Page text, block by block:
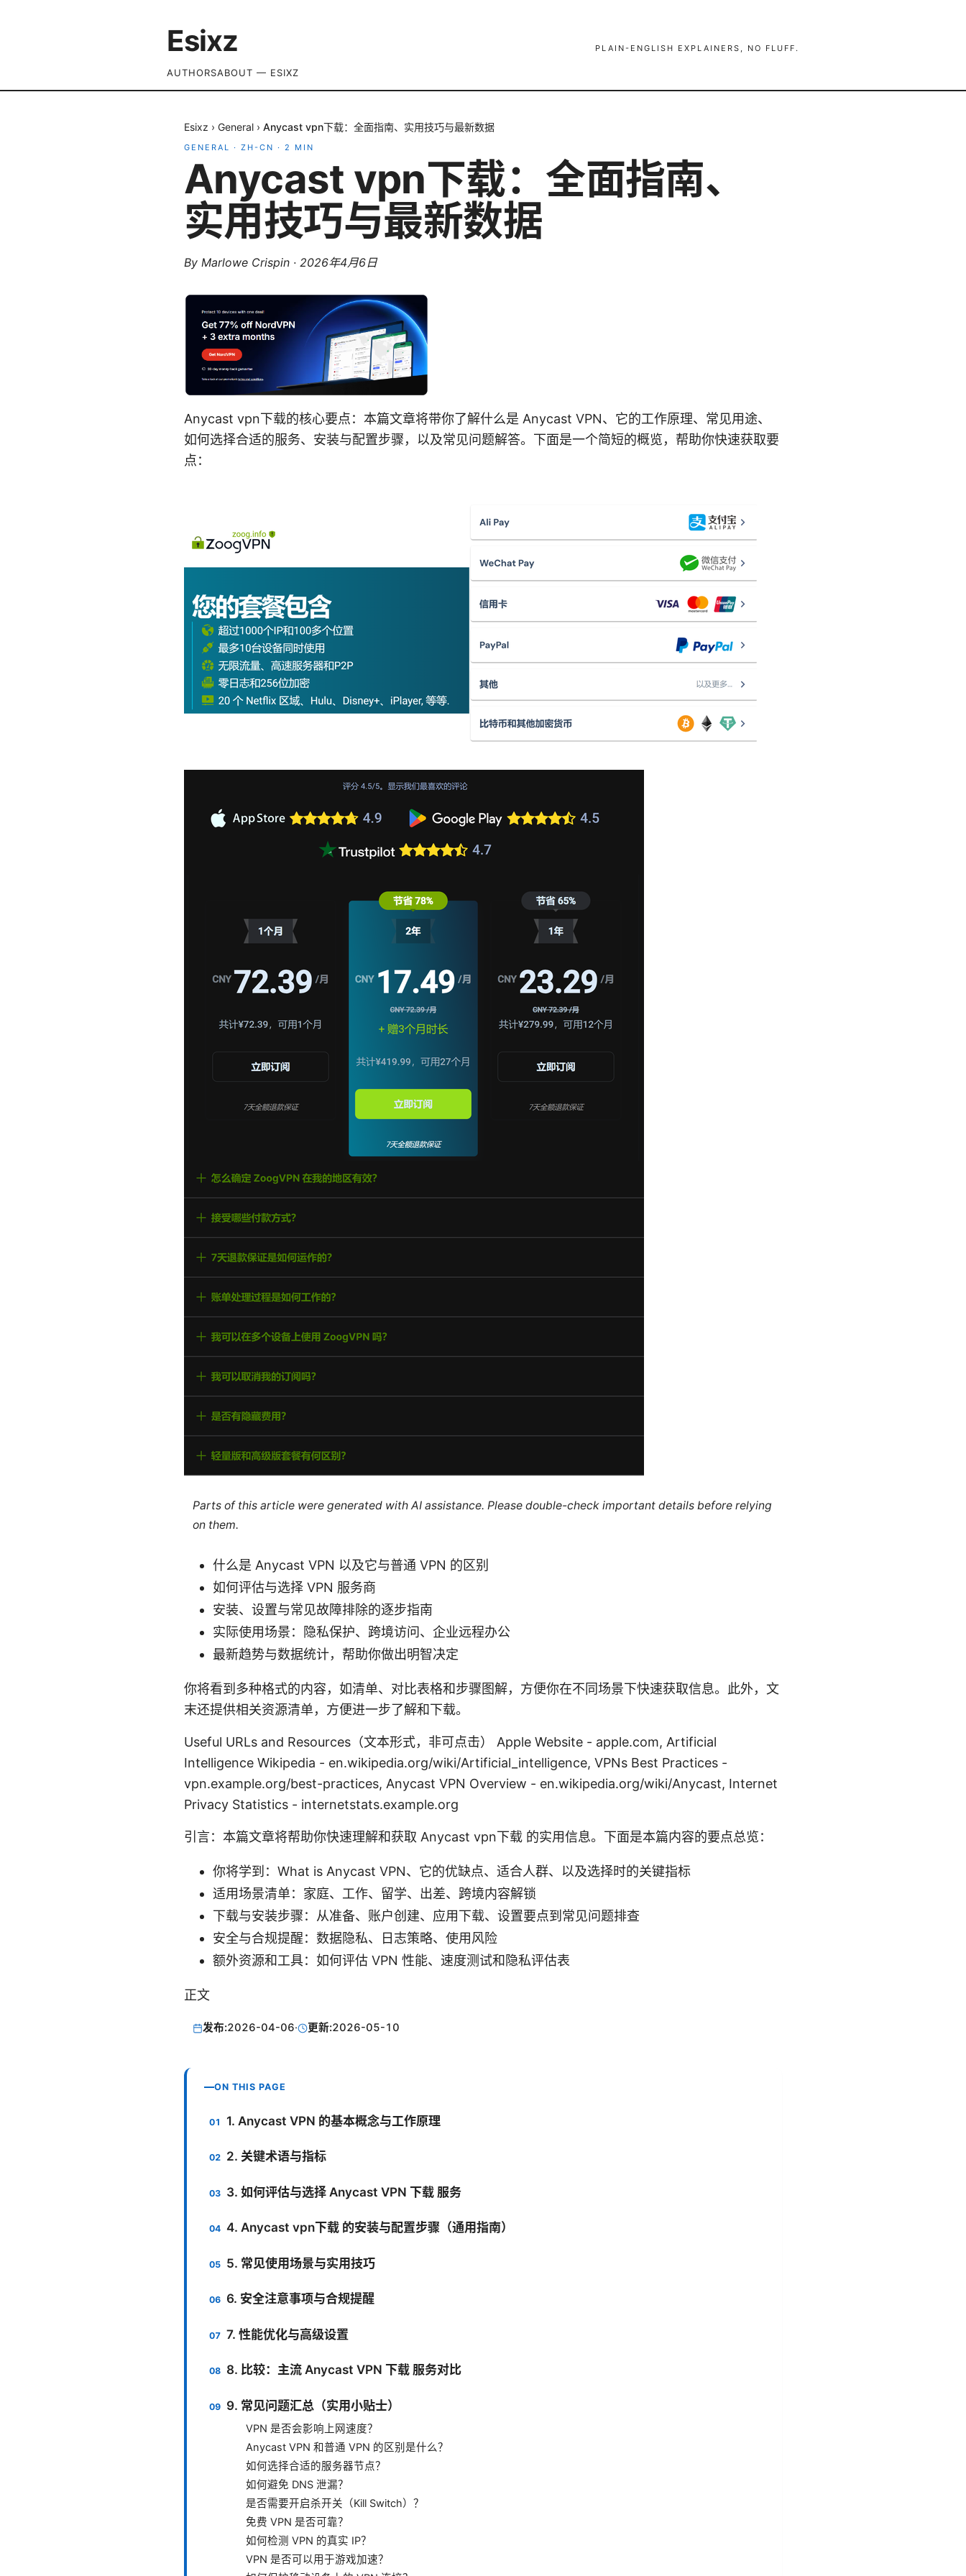
Esixz PLAIN-ENGLISH EXPLAINERS, NO FLUFF.
AUTHORSABOUT — ESIXZ
Esixz › General › Anycast vpn下载：全面指南、实用技巧与最新数据
GENERAL · ZH-CN · 2 MIN
Anycast vpn下载：全面指南、
实用技巧与最新数据
By Marlowe Crispin · 2026年4月6日
Anycast vpn下载的核心要点：本篇文章将带你了解什么是 Anycast VPN、它的工作原理、常见用途、
如何选择合适的服务、安装与配置步骤，以及常见问题解答。下面是一个简短的概览，帮助你快速获取要
点：
Parts of this article were generated with AI assistance. Please double-check important details before relying
on them.
什么是 Anycast VPN 以及它与普通 VPN 的区别
如何评估与选择 VPN 服务商
安装、设置与常见故障排除的逐步指南
实际使用场景：隐私保护、跨境访问、企业远程办公
最新趋势与数据统计，帮助你做出明智决定
你将看到多种格式的内容，如清单、对比表格和步骤图解，方便你在不同场景下快速获取信息。此外，文
末还提供相关资源清单，方便进一步了解和下载。
Useful URLs and Resources（文本形式，非可点击） Apple Website - apple.com, Artificial
Intelligence Wikipedia - en.wikipedia.org/wiki/Artificial_intelligence, VPNs Best Practices -
vpn.example.org/best-practices, Anycast VPN Overview - en.wikipedia.org/wiki/Anycast, Internet
Privacy Statistics - internetstats.example.org
引言：本篇文章将帮助你快速理解和获取 Anycast vpn下载 的实用信息。下面是本篇内容的要点总览：
你将学到：What is Anycast VPN、它的优缺点、适合人群、以及选择时的关键指标
适用场景清单：家庭、工作、留学、出差、跨境内容解锁
下载与安装步骤：从准备、账户创建、应用下载、设置要点到常见问题排查
安全与合规提醒：数据隐私、日志策略、使用风险
额外资源和工具：如何评估 VPN 性能、速度测试和隐私评估表
正文
发布:2026-04-06· 更新:2026-05-10
ON THIS PAGE
1. Anycast VPN 的基本概念与工作原理
2. 关键术语与指标
3. 如何评估与选择 Anycast VPN 下载 服务
4. Anycast vpn下载 的安装与配置步骤（通用指南）
5. 常见使用场景与实用技巧
6. 安全注意事项与合规提醒
7. 性能优化与高级设置
8. 比较：主流 Anycast VPN 下载 服务对比
9. 常见问题汇总（实用小贴士）
VPN 是否会影响上网速度？
Anycast VPN 和普通 VPN 的区别是什么？
如何选择合适的服务器节点？
如何避免 DNS 泄漏？
是否需要开启杀开关（Kill Switch）？
免费 VPN 是否可靠？
如何检测 VPN 的真实 IP？
VPN 是否可以用于游戏加速？